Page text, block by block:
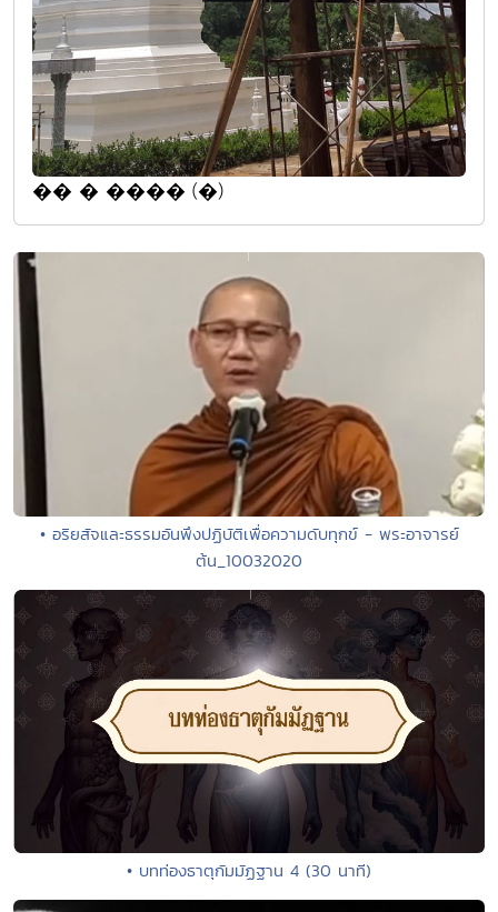
�� � ���� (�)
• อริยสัจและธรรมอันพึงปฏิบัติเพื่อความดับทุกข์ - พระอาจารย์
ต้น_10032020
• บทท่องธาตุกัมมัฏฐาน 4 (30 นาที)